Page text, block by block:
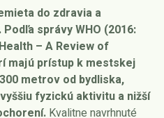
do zdravia a
správy WHO (2016:
– A Review of
majú prístup k mestskej
metrov od bydliska,
fyzickú aktivitu a nižší
Kvalitne navrhnuté